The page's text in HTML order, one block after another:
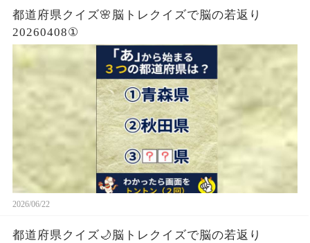
都道府県クイズ🌸脳トレクイズで脳の若返り
20260408①
2026/06/22
都道府県クイズ🌙脳トレクイズで脳の若返り